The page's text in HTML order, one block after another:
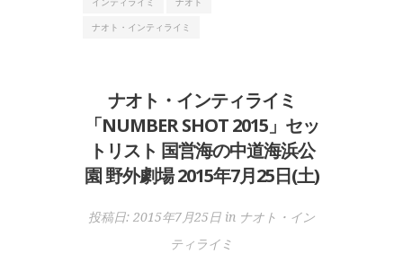
ナオト・インティライミ
ナオト・インティライミ
「NUMBER SHOT 2015」セッ
トリスト 国営海の中道海浜公
園 野外劇場 2015年7月25日(土)
投稿日: 2015年7月25日 in ナオト・イン
ティライミ